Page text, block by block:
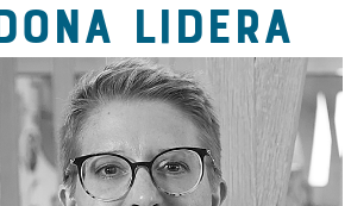
LIDERA